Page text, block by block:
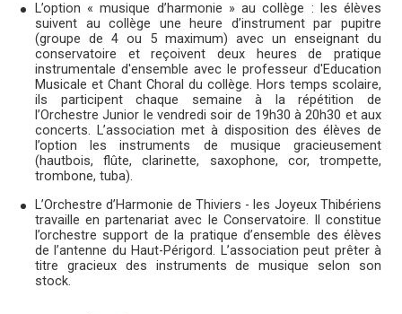
L’option « musique d’harmonie » au collège : les élèves
suivent au collège une heure d’instrument par pupitre
(groupe de 4 ou 5 maximum) avec un enseignant du
conservatoire et reçoivent deux heures de pratique
instrumentale d'ensemble avec le professeur d'Education
Musicale et Chant Choral du collège. Hors temps scolaire,
ils participent chaque semaine à la répétition de
l’Orchestre Junior le vendredi soir de 19h30 à 20h30 et aux
concerts. L’association met à disposition des élèves de
l’option les instruments de musique gracieusement
(hautbois, flûte, clarinette, saxophone, cor, trompette,
trombone, tuba).
L’Orchestre d’Harmonie de Thiviers - les Joyeux Thibériens
travaille en partenariat avec le Conservatoire. Il constitue
l’orchestre support de la pratique d’ensemble des élèves
de l’antenne du Haut-Périgord. L’association peut prêter à
titre gracieux des instruments de musique selon son
stock.